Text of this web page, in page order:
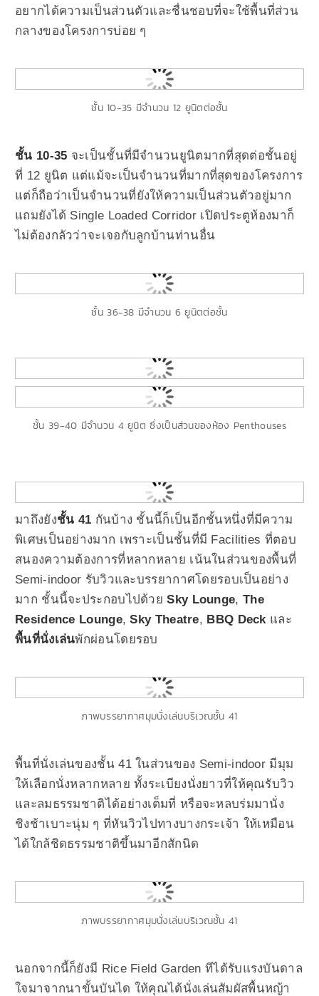
อยากได้ความเป็นส่วนตัวและชื่นชอบที่จะใช้พื้นที่ส่วน
กลางของโครงการบ่อย ๆ
ชั้น 10-35 มีจำนวน 12 ยูนิตต่อชั้น
ชั้น 10-35 จะเป็นชั้นที่มีจำนวนยูนิตมากที่สุดต่อชั้นอยู่
ที่ 12 ยูนิต แต่แม้จะเป็นจำนวนที่มากที่สุดของโครงการ
แต่ก็ถือว่าเป็นจำนวนที่ยังให้ความเป็นส่วนตัวอยู่มาก
แถมยังได้ Single Loaded Corridor เปิดประตูห้องมาก็
ไม่ต้องกลัวว่าจะเจอกับลูกบ้านท่านอื่น
ชั้น 36-38 มีจำนวน 6 ยูนิตต่อชั้น
ชั้น 39-40 มีจำนวน 4 ยูนิต ซึ่งเป็นส่วนของห้อง Penthouses
มาถึงยังชั้น 41 กันบ้าง ชั้นนี้ก็เป็นอีกชั้นหนึ่งที่มีความ
พิเศษเป็นอย่างมาก เพราะเป็นชั้นที่มี Facilities ที่ตอบ
สนองความต้องการที่หลากหลาย เน้นในส่วนของพื้นที่
Semi-indoor รับวิวและบรรยากาศโดยรอบเป็นอย่าง
มาก ชั้นนี้จะประกอบไปด้วยSky Lounge, The
Residence Lounge,Sky Theatre, BBQ Deck และ
พื้นที่นั่งเล่นพักผ่อนโดยรอบ
ภาพบรรยากาศมุมนั่งเล่นบริเวณชั้น 41
พื้นที่นั่งเล่นของชั้น 41 ในส่วนของ Semi-indoor มีมุม
ให้เลือกนั่งหลากหลาย ทั้งระเบียงนั่งยาวที่ให้คุณรับวิว
และลมธรรมชาติได้อย่างเต็มที่ หรือจะหลบร่มมานั่ง
ชิงช้าเบาะนุ่ม ๆ ที่หันวิวไปทางบางกระเจ้า ให้เหมือน
ได้ใกล้ชิดธรรมชาติขึ้นมาอีกสักนิด
ภาพบรรยากาศมุมนั่งเล่นบริเวณชั้น 41
นอกจากนี้ก็ยังมี Rice Field Garden ทีได้รับแรงบันดาล
ใจมาจากนาขั้นบันได ให้คุณได้นั่งเล่นสัมผัสพื้นหญ้า